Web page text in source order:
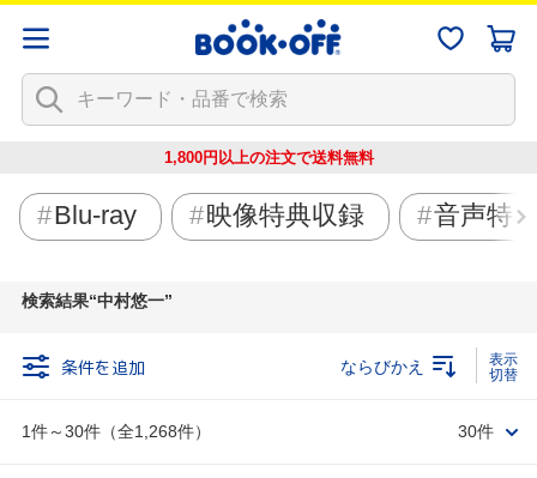
1,800円以上の注文で送料無料
Blu-ray 映像特典収録 音声特
検索結果 中村悠一
条件を追加
1件～30件（全1,268件）
ならびかえ
30件